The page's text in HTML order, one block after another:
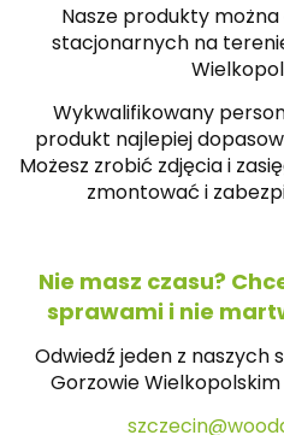
Nasze produkty
stacjonarnych na
Wykwalifikowany
produkt najlepiej
Możesz zrobić zdjęcia i
zmontować i
Nie masz czasu?
sprawami i nie
Odwiedź jeden z naszych
Gorzowie